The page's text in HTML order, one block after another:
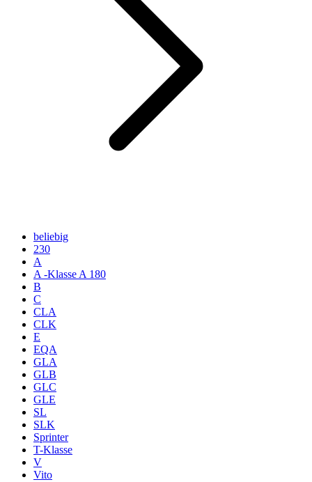
beliebig
230
A
A -Klasse A 180
B
C
CLA
CLK
E
EQA
GLA
GLB
GLC
GLE
SL
SLK
Sprinter
T-Klasse
V
Vito